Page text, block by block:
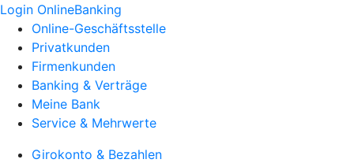
Login OnlineBanking
Online-Geschäftsstelle
Privatkunden
Firmenkunden
Banking & Verträge
Meine Bank
Service & Mehrwerte
Girokonto & Bezahlen